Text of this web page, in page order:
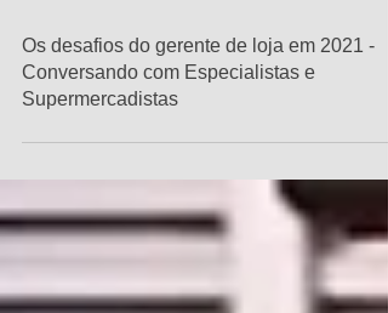
Os desafios do gerente de loja em 2021 -
Conversando com Especialistas e
Supermercadistas